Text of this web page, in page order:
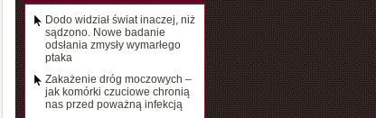
Dodo widział świat inaczej, niż
sądzono. Nowe badanie
odsłania zmysły wymarłego
ptaka
Zakażenie dróg moczowych –
jak komórki czuciowe chronią
nas przed poważną infekcją